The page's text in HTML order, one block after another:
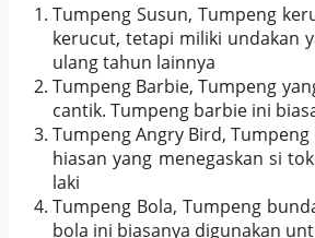
Tumpeng Susun, Tumpeng
kerucut, tetapi miliki undakan
ulang tahun lainnya
Tumpeng Barbie, Tumpeng
cantik. Tumpeng barbie ini
Tumpeng Angry Bird,
hiasan yang menegaskan si
laki
Tumpeng Bola, Tumpeng
bola ini biasanya digunakan